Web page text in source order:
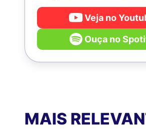
Veja no
Ouça no
MAIS